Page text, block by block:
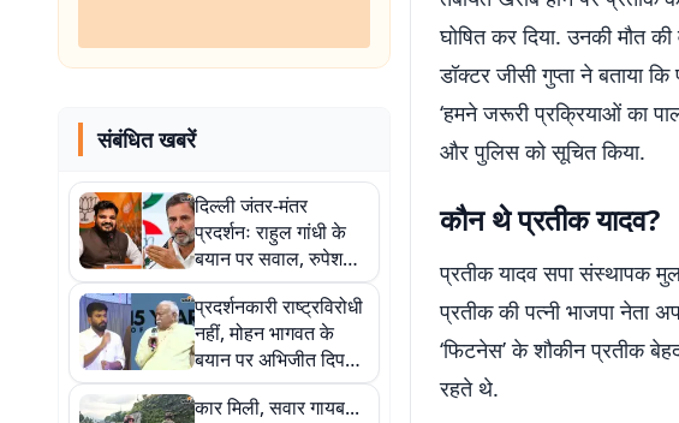
संबंधित खबरें
दिल्ली जंतर-मंतर
प्रदर्शनः राहुल गांधी के
बयान पर सवाल, रुपेश
पाण्डेय ने कहा- संस्थाओं
पर सवाल खड़े करना
गलत
प्रदर्शनकारी राष्ट्रविरोधी
नहीं, मोहन भागवत के
बयान पर अभिजीत दिपके
का बीजेपी पर तंज
कार मिली, सवार गायब...
घोषित कर दिया. उनकी मौत
डॉक्टर जीसी गुप्ता ने बताया
‘हमने जरूरी प्रक्रियाओं का
और पुलिस को सूचित किया.
कौन थे प्रतीक यादव?
प्रतीक यादव सपा संस्थापक
प्रतीक की पत्नी भाजपा नेता
‘फिटनेस’ के शौकीन प्रतीक
रहते थे.